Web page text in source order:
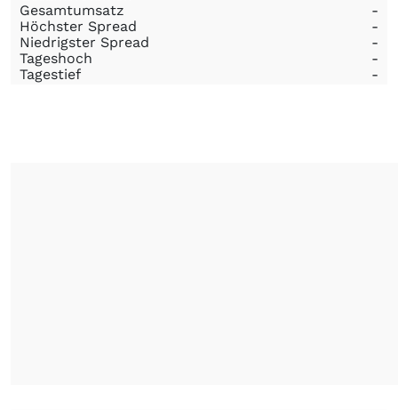
Gesamtumsatz
-
Höchster Spread
-
Niedrigster Spread
-
Tageshoch
-
Tagestief
-